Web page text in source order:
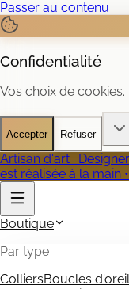
Passer au contenu
Confidentialité
Vos choix de cookies.
Accepter Refuser
Artisan d'art ·
est réalisée à la main
Boutique
Par type
ColliersBoucles